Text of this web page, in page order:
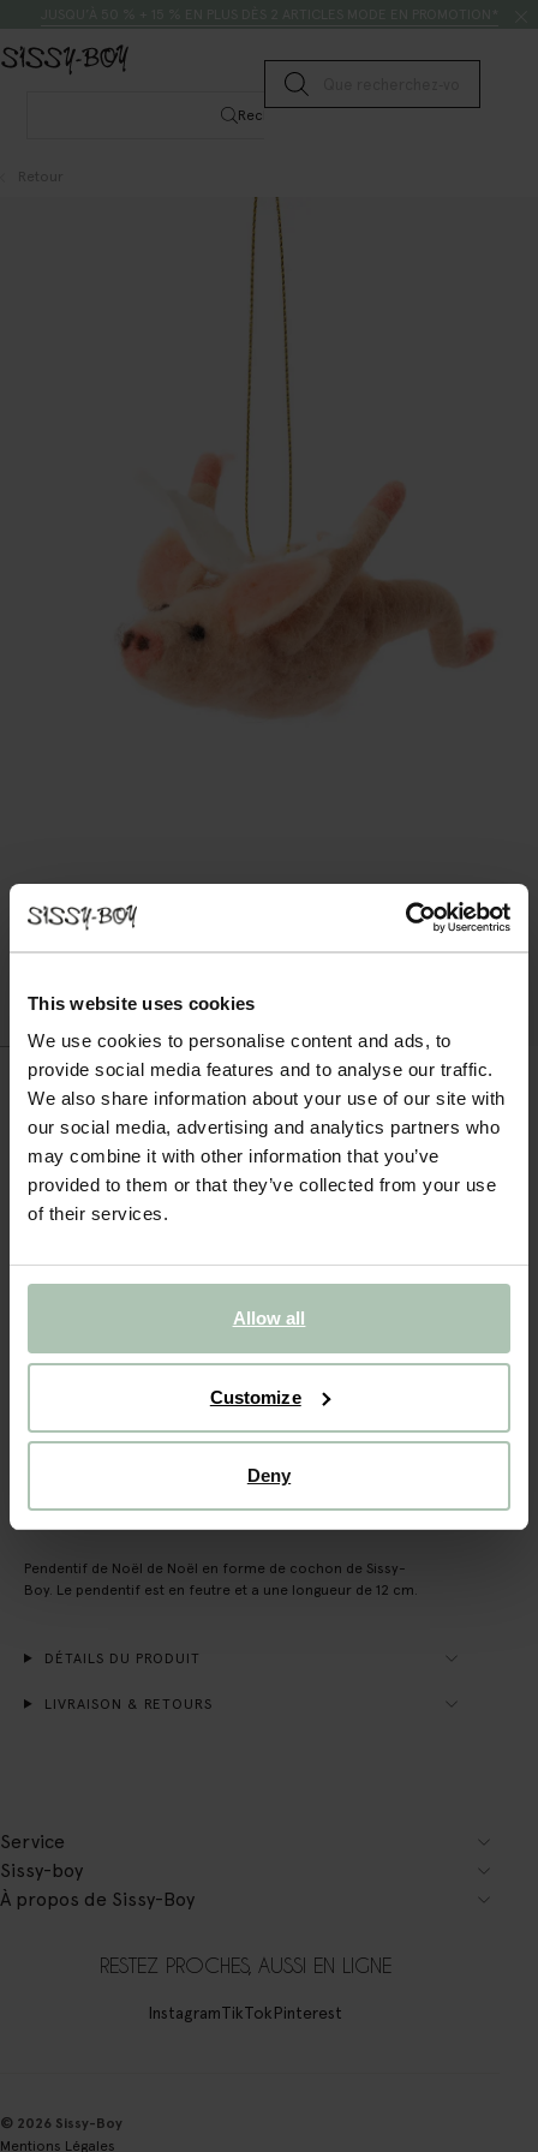
This website uses cookies
We use cookies to personalise content and ads, to
provide social media features and to analyse our traffic.
We also share information about your use of our site with
our social media, advertising and analytics partners who
may combine it with other information that you’ve
provided to them or that they’ve collected from your use
of their services.
Allow all
Customize
Deny
Lancer la recherche
Rechercher
Retour
Suspension de Noël cochon
9.99
Taille sélectionnée: Onesize
VOIR LE STOCK EN MAGASIN
Pendentif de Noël de Noël en forme de cochon de Sissy-
Boy. Le pendentif est en feutre et a une longueur de 12 cm.
DÉTAILS DU PRODUIT
LIVRAISON & RETOURS
Service
Sissy-boy
À propos de Sissy-Boy
RESTEZ PROCHES, AUSSI EN LIGNE
InstagramTikTokPinterest
© 2026 Sissy-Boy
Mentions Légales